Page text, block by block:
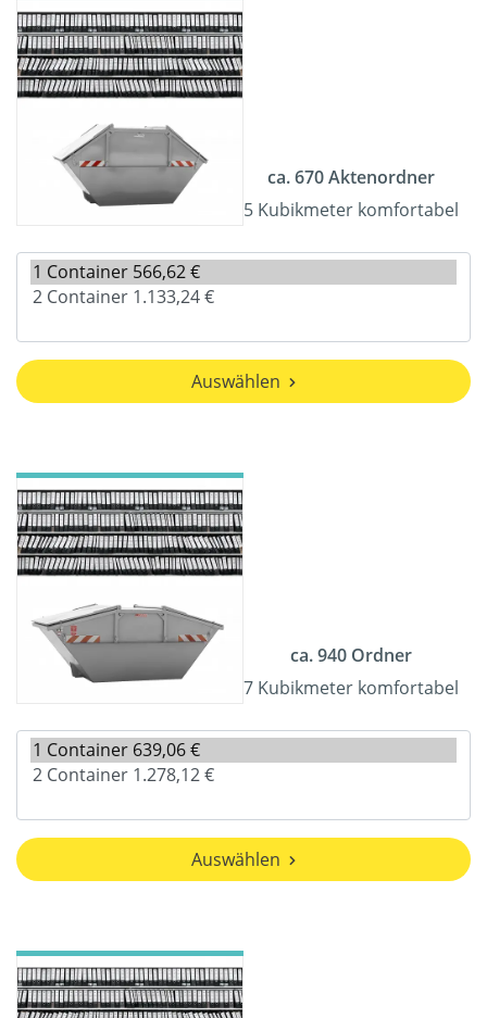
ca. 670 Aktenordner
5 Kubikmeter komfortabel
Auswählen
ca. 940 Ordner
7 Kubikmeter komfortabel
Auswählen